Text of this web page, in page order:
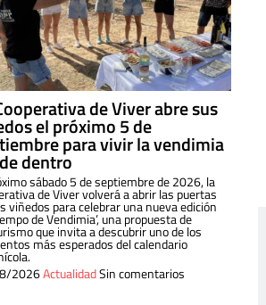
de Viver abre sus
el próximo 5 de
para vivir la vendimia
dentro
sábado 5 de septiembre de 2026, la
de Viver volverá a abrir las puertas
viñedos para celebrar una nueva edición
de Vendimia’, una propuesta de
que invita a descubrir uno de los
más esperados del calendario
2026ActualidadSin comentarios